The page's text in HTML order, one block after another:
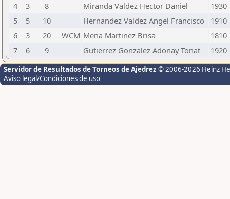
4
3 8 Miranda Valdez Hector Daniel
1930
5
5 10 Hernandez Valdez Angel Francisco
1910
6
3 20 WCM Mena Martinez Brisa
1810
7
6 9 Gutierrez Gonzalez Adonay Tonat 1920
Servidor de Resultados de Torneos de Ajedrez © 2006-2026 Heinz
Aviso legal/Condiciones de uso